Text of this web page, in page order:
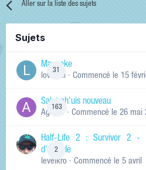
Aller sur la liste des sujets
Sujets
31
Manneke
lowskill · Commencé le 15
163
Salut ch'uis nouveau
Ag0Nie · Commencé le 26 mai
2
Half-Life 2 : Survivor 2 -
d'arcade
levelkro · Commencé le 5 avril